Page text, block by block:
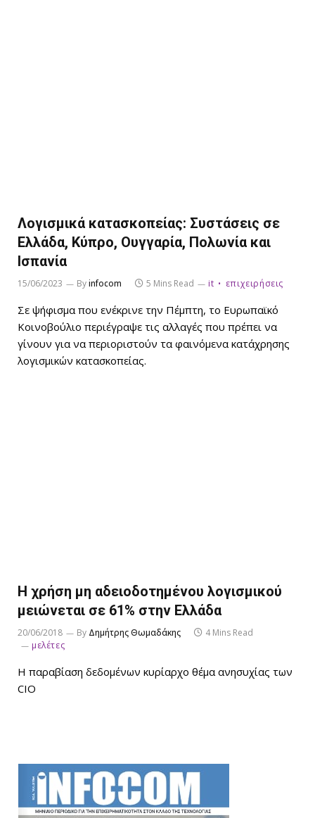
Λογισμικά κατασκοπείας: Συστάσεις σε
Ελλάδα, Κύπρο, Ουγγαρία, Πολωνία και
Ισπανία
15/06/2023 Byinfocom 5 Mins Read it επιχειρήσεις
Σε ψήφισμα που ενέκρινε την Πέμπτη, το Ευρωπαϊκό
Κοινοβούλιο περιέγραψε τις αλλαγές που πρέπει να
γίνουν για να περιοριστούν τα φαινόμενα κατάχρησης
λογισμικών κατασκοπείας.
Η χρήση μη αδειοδοτημένου λογισμικού
μειώνεται σε 61% στην Ελλάδα
20/06/2018 By Δημήτρης Θωμαδάκης
4 Mins Read
μελέτες
Η παραβίαση δεδομένων κυρίαρχο θέμα ανησυχίας των
CIO